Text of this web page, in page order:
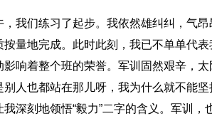
，我们练习了起步。我依然雄纠纠，气
按量地完成。此时此刻，我已不单单代
影响着整个班的荣誉。军训固然艰辛，
别人也都站在那儿呀，我为什么就不能
我深刻地领悟“毅力”二字的含义。军训，